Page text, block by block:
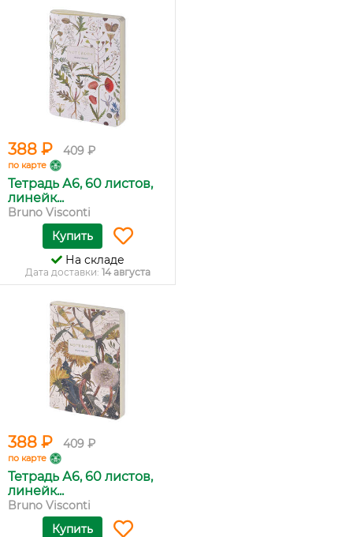
388 ₽ 409 ₽
по карте
Тетрадь А6, 60 листов,
линейк...
Bruno Visconti
Купить
На складе
Дата доставки: 14 августа
388 ₽ 409 ₽
по карте
Тетрадь А6, 60 листов,
линейк...
Bruno Visconti
Купить